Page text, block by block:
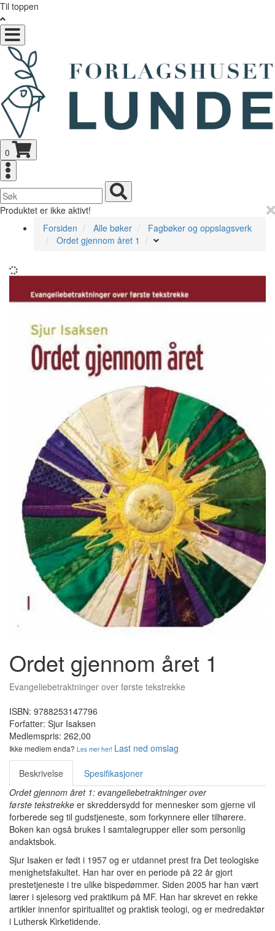
Til toppen
Toggle
navigation
0
Toggle
navigation
Toggle
navigation
Produktet er ikke aktivt!
Forsiden
Alle bøker
Fagbøker og oppslagsverk
Ordet gjennom året 1
Ordet gjennom året 1
Evangeliebetraktninger over første tekstrekke
ISBN: 9788253147796
Forfatter: Sjur Isaksen
Medlemspris: 262,00
Ikke medlem enda? Les mer her! Last ned omslag
Beskrivelse
Spesifikasjoner
Ordet gjennom året 1: evangeliebetraktninger over
første tekstrekke er skreddersydd for mennesker som gjerne vil
forberede seg til gudstjeneste, som forkynnere eller tilhørere.
Boken kan også brukes I samtalegrupper eller som personlig
andaktsbok.
Sjur Isaken er født i 1957 og er utdannet prest fra Det teologiske
menighetsfakultet. Han har over en periode på 22 år gjort
prestetjeneste i tre ulike bispedømmer. Siden 2005 har han vært
lærer i sjelesorg ved praktikum på MF. Han har skrevet en rekke
artikler innenfor spiritualitet og praktisk teologi, og er medredaktør
i Luthersk Kirketidende.